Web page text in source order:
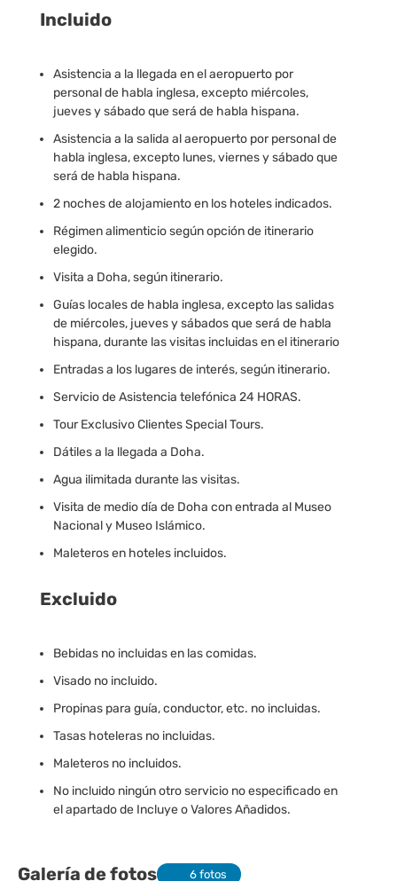
Incluido
Asistencia a la llegada en el aeropuerto por
personal de habla inglesa, excepto miércoles,
jueves y sábado que será de habla hispana.
Asistencia a la salida al aeropuerto por personal de
habla inglesa, excepto lunes, viernes y sábado que
será de habla hispana.
2 noches de alojamiento en los hoteles indicados.
Régimen alimenticio según opción de itinerario
elegido.
Visita a Doha, según itinerario.
Guías locales de habla inglesa, excepto las salidas
de miércoles, jueves y sábados que será de habla
hispana, durante las visitas incluidas en el itinerario
Entradas a los lugares de interés, según itinerario.
Servicio de Asistencia telefónica 24 HORAS.
Tour Exclusivo Clientes Special Tours.
Dátiles a la llegada a Doha.
Agua ilimitada durante las visitas.
Visita de medio día de Doha con entrada al Museo
Nacional y Museo Islámico.
Maleteros en hoteles incluidos.
Excluido
Bebidas no incluidas en las comidas.
Visado no incluido.
Propinas para guía, conductor, etc. no incluidas.
Tasas hoteleras no incluidas.
Maleteros no incluidos.
No incluido ningún otro servicio no especificado en
el apartado de Incluye o Valores Añadidos.
Galería de fotos 6 fotos